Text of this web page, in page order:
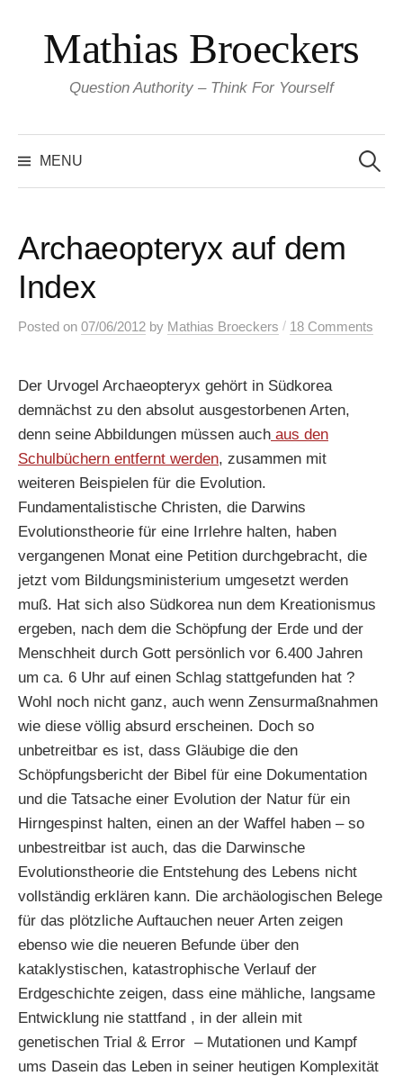
content
Mathias Broeckers
Question Authority – Think For Yourself
MENU
for:
Archaeopteryx auf dem
Index
Posted on 07/06/2012 by Mathias Broeckers / 18 Comments
Der Urvogel Archaeopteryx gehört in Südkorea
demnächst zu den absolut ausgestorbenen Arten,
denn seine Abbildungen müssen auch aus den
Schulbüchern entfernt werden, zusammen mit
weiteren Beispielen für die Evolution.
Fundamentalistische Christen, die Darwins
Evolutionstheorie für eine Irrlehre halten, haben
vergangenen Monat eine Petition durchgebracht, die
jetzt vom Bildungsministerium umgesetzt werden
muß. Hat sich also Südkorea nun dem Kreationismus
ergeben, nach dem die Schöpfung der Erde und der
Menschheit durch Gott persönlich vor 6.400 Jahren
um ca. 6 Uhr auf einen Schlag stattgefunden hat ?
Wohl noch nicht ganz, auch wenn Zensurmaßnahmen
wie diese völlig absurd erscheinen. Doch so
unbetreitbar es ist, dass Gläubige die den
Schöpfungsbericht der Bibel für eine Dokumentation
und die Tatsache einer Evolution der Natur für ein
Hirngespinst halten, einen an der Waffel haben – so
unbestreitbar ist auch, das die Darwinsche
Evolutionstheorie die Entstehung des Lebens nicht
vollständig erklären kann. Die archäologischen Belege
für das plötzliche Auftauchen neuer Arten zeigen
ebenso wie die neueren Befunde über den
kataklystischen, katastrophische Verlauf der
Erdgeschichte zeigen, dass eine mähliche, langsame
Entwicklung nie stattfand , in der allein mit
genetischen Trial & Error – Mutationen und Kampf
ums Dasein das Leben in seiner heutigen Komplexität